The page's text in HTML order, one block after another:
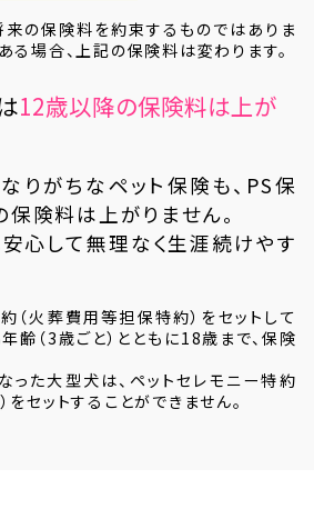
来の保険料を約束するものではありま
る場合、上記の保険料は変わります。
12歳以降の保険料は上が
りがちなペット保険も、PS保
険料は上がりません。
心して無理なく生涯続けやす
（火葬費用等担保特約）をセットして
齢（3歳ごと）とともに18歳まで、保険
た大型犬は、ペットセレモニー特約
セットすることができません。